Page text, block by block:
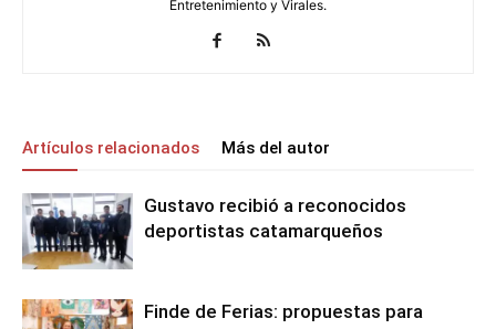
Entretenimiento y Virales.
Artículos relacionados Más del autor
Gustavo recibió a reconocidos
deportistas catamarqueños
Finde de Ferias: propuestas para